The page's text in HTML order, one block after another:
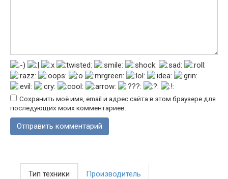
Сохранить моё имя, email и адрес сайта в этом браузере для
последующих моих комментариев.
Тип техники Производитель